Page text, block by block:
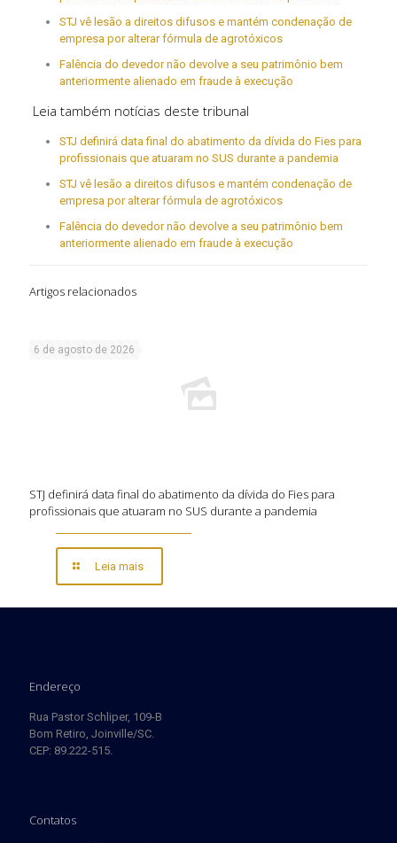
STJ vê lesão a direitos difusos e mantém condenação de
empresa por alterar fórmula de agrotóxicos
Falência do devedor não devolve a seu patrimônio bem
anteriormente alienado em fraude à execução
Leia também notícias deste tribunal
STJ definirá data final do abatimento da dívida do Fies para
profissionais que atuaram no SUS durante a pandemia
STJ vê lesão a direitos difusos e mantém condenação de
empresa por alterar fórmula de agrotóxicos
Falência do devedor não devolve a seu patrimônio bem
anteriormente alienado em fraude à execução
Artigos relacionados
6 de agosto de 2026
STJ definirá data final do abatimento da dívida do Fies para
profissionais que atuaram no SUS durante a pandemia
Leia mais
Endereço
Rua Pastor Schliper, 109-B
Bom Retiro, Joinville/SC.
CEP: 89.222-515.
Contatos